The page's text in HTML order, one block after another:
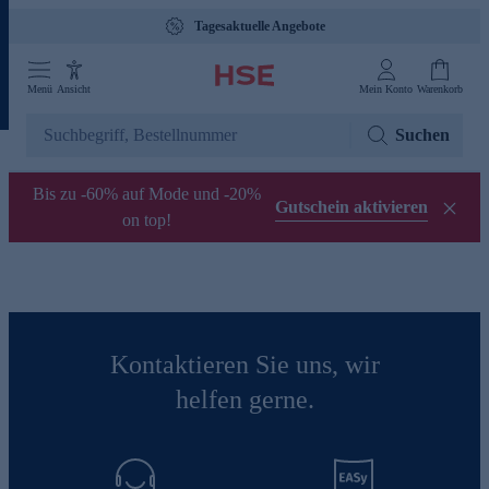
Tagesaktuelle Angebote
Menü Ansicht Mein Konto Warenkorb
Suchen
Bis zu -60% auf Mode und -20%
on top!
Gutschein aktivieren
Kontaktieren Sie uns, wir
helfen gerne.